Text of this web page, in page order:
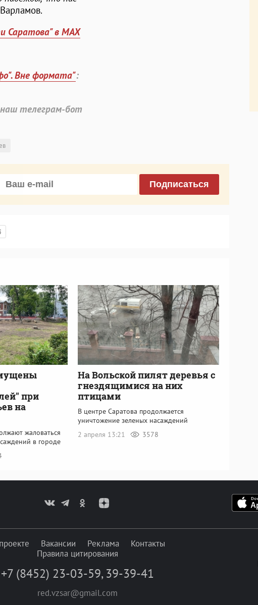
Варламов.
Саратова" в MAX
Вне формата":
телеграм-бот
Подписаться
при
на
жаловаться
в городе
На Вольской пилят деревья с
гнездящимися на них
птицами
В центре Саратова продолжается
уничтожение зеленых насаждений
2 апреля 13:21
3578
Вакансии Реклама
Контакты
Правила цитирования
+7 (8452) 23-03-59, 39-39-41
red.vzsar@gmail.com